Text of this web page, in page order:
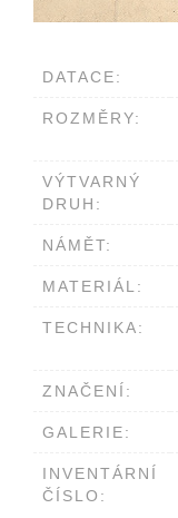
DATACE:
ROZMĚRY:
VÝTVARNÝ
DRUH:
NÁMĚT:
MATERIÁL:
TECHNIKA:
ZNAČENÍ:
GALERIE:
INVENTÁRNÍ
ČÍSLO: